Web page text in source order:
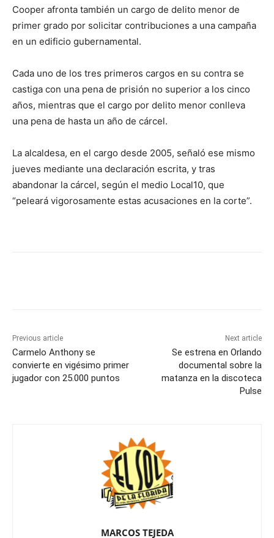
Cooper afronta también un cargo de delito menor de
primer grado por solicitar contribuciones a una campaña
en un edificio gubernamental.
Cada uno de los tres primeros cargos en su contra se
castiga con una pena de prisión no superior a los cinco
años, mientras que el cargo por delito menor conlleva
una pena de hasta un año de cárcel.
La alcaldesa, en el cargo desde 2005, señaló ese mismo
jueves mediante una declaración escrita, y tras
abandonar la cárcel, según el medio Local10, que
“peleará vigorosamente estas acusaciones en la corte”.
Previous article
Carmelo Anthony se
convierte en vigésimo primer
jugador con 25.000 puntos
Next article
Se estrena en Orlando
documental sobre la
matanza en la discoteca
Pulse
MARCOS TEJEDA